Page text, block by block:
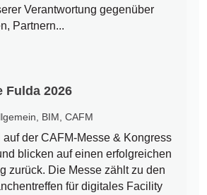
Verantwortung gegenüber
Partnern...
Fulda 2026
BIM ,CAFM
der CAFM-Messe & Kongress
blicken auf einen erfolgreichen
zurück. Die Messe zählt zu den
für digitales Facility